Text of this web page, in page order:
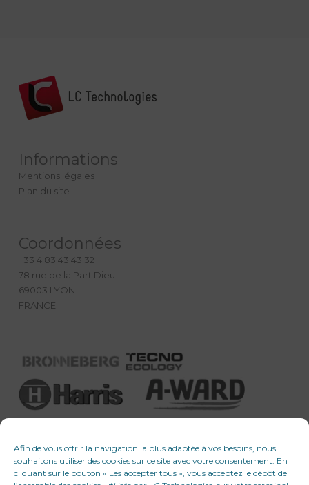
Afin de vous offrir la navigation la plus adaptée à vos besoins, nous
souhaitons utiliser des cookies sur ce site avec votre consentement. En
cliquant sur le bouton « Les accepter tous », vous acceptez le dépôt de
Informations
Mentions légales
Plan du site
Coordonnées
+33 4 83 43 43 32
78 rue de la Part Dieu
69003 LYON
FRANCE